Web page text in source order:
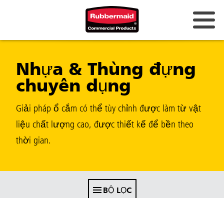
Trung Quốc (CN)
Hồng Kông
Hàn Quốc (KR)
Nhật Bản (JP)
Việt Nam (VN)
Thái Lan (TH)
Nhựa & Thùng đựng
chuyên dụng
Giải pháp ổ cắm có thể tùy chỉnh được làm từ vật
liệu chất lượng cao, được thiết kế để bền theo
thời gian.
BỘ LỌC